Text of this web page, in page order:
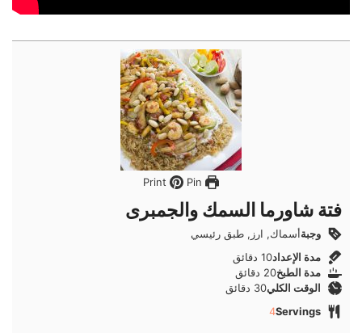
Pin
فتة شاورما السمك والجمبرى
وجبةأسماك, ارز, طبق رئيسي
مدة الإعداد10دقائق
دقائق
مدة الطبخ20 دقائق
دقائق
الوقت الكلي30 دقائق
دقائق
Servings
4